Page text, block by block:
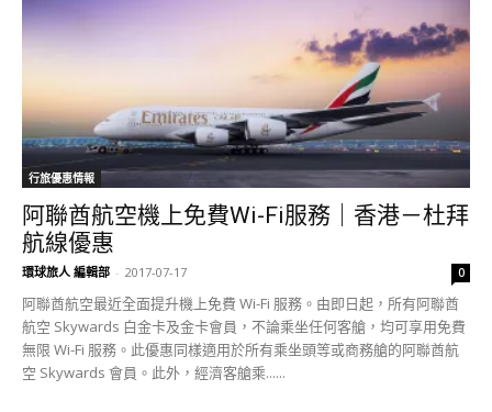
行旅優惠情報
阿聯酋航空機上免費Wi-Fi服務｜香港－杜拜
航線優惠
環球旅人 編輯部 - 2017-07-17 0
阿聯酋航空最近全面提升機上免費 Wi-Fi 服務。由即日起，所有阿聯酋
航空 Skywards 白金卡及金卡會員，不論乘坐任何客艙，均可享用免費
無限 Wi-Fi 服務。此優惠同樣適用於所有乘坐頭等或商務艙的阿聯酋航
空 Skywards 會員。此外，經濟客艙乘......